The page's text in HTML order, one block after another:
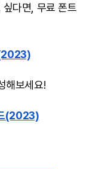
다면, 무료 폰트
(2023)
해보세요!
(2023)